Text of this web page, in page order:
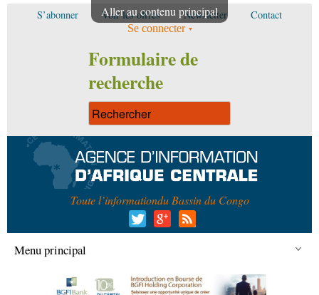
Aller au contenu principal
S’abonner Voir les offres Newsletter Contact
Se connecter
Formulaire de
recherche
Toute l’informationdu Bassin du Congo
Menu principal